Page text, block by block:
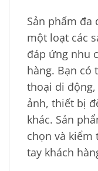
Sản phẩm đa
một loạt các
đáp ứng nhu
hàng. Bạn có
thoại di
ảnh, thiết bị
khác. Sản
chọn và kiểm
tay khách